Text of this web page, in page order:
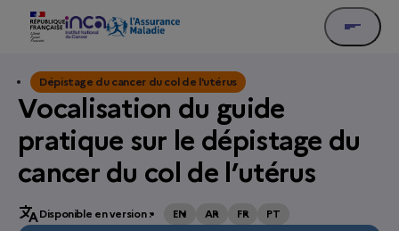
Dépistage du cancer du col de l'utérus
Vocalisation du guide
pratique sur le dépistage du
cancer du col de l’utérus
Disponible en version : EN AR FR PT